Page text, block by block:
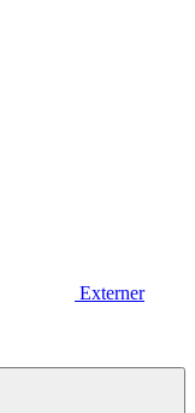
Externer